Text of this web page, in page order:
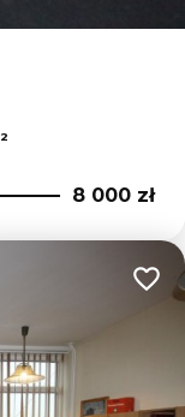
2
8 000 zł